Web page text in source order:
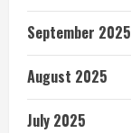
September 2025
August 2025
July 2025